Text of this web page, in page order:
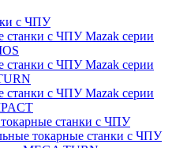
с ЧПУ
станки с ЧПУ Mazak серии
станки с ЧПУ Mazak серии
станки с ЧПУ Mazak серии
станки с ЧПУ
токарные станки с ЧПУ